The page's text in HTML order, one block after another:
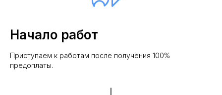
Начало работ
Приступаем к работам после получения 100%
предоплаты.